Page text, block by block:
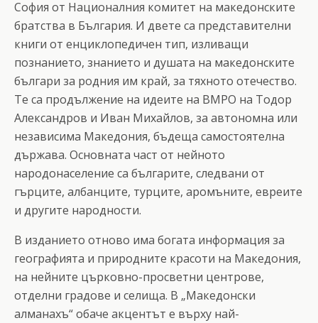
София от Националния комитет на македонските
братства в България. И двете са представителни
книги от енциклопедичен тип, изливащи
познанието, знанието и душата на македонските
българи за родния им край, за тяхното отечество.
Те са продължение на идеите на ВМРО на Тодор
Александров и Иван Михайлов, за автономна или
независима Македония, бъдеща самостоятелна
държава. Основната част от нейното
народонаселение са българите, следвани от
гърците, албанците, турците, аромъните, евреите
и другите народности.
В изданието отново има богата информация за
географията и природните красоти на Македония,
на нейните църковно-просветни центрове,
отделни градове и селища. В „Македонски
алманахъ“ обаче акцентът е върху най-